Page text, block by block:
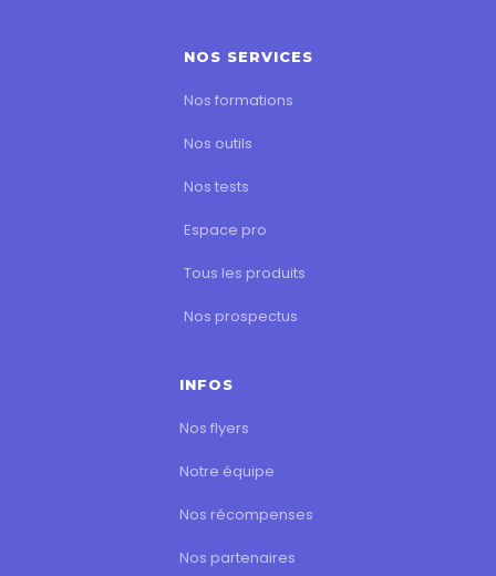
NOS SERVICES
Nos formations
Nos outils
Nos tests
Espace pro
Tous les produits
Nos prospectus
INFOS
Nos flyers
Notre équipe
Nos récompenses
Nos partenaires